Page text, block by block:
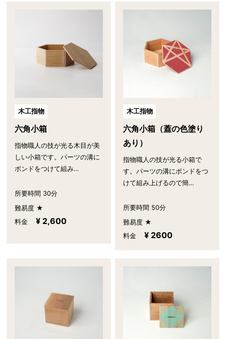
木工指物
六角小箱
指物職人の技が光る木目が美
しい小箱です。パーツの溝に
ボンドをつけて組み…
所要時間 30分
難易度 ★
料金
¥ 2,600
木工指物
六角小箱（蓋の色塗り
あり）
指物職人の技が光る小箱で
す。パーツの溝にボンドをつ
けて組み上げるので簡…
所要時間 50分
難易度 ★
料金
¥ 2600